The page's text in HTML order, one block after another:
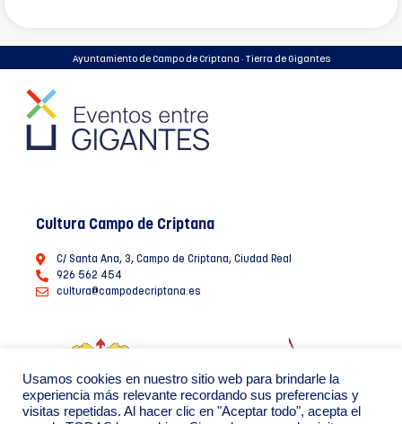
Ayuntamiento de Campo de Criptana · Tierra de Gigantes
Cultura Campo de Criptana
C/ Santa Ana, 3, Campo de Criptana, Ciudad Real
926 562 454
cultura@campodecriptana.es
Usamos cookies en nuestro sitio web para brindarle la
experiencia más relevante recordando sus preferencias y
visitas repetidas. Al hacer clic en "Aceptar todo", acepta el